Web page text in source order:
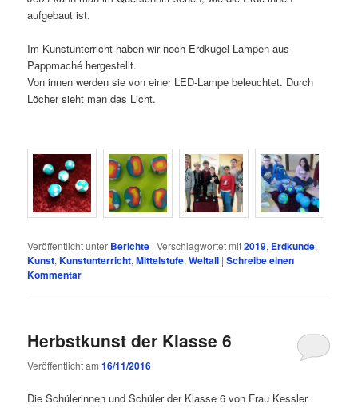
aufgebaut ist.
Im Kunstunterricht haben wir noch Erdkugel-Lampen aus
Pappmaché hergestellt.
Von innen werden sie von einer LED-Lampe beleuchtet. Durch
Löcher sieht man das Licht.
Veröffentlicht unter Berichte |Verschlagwortet mit2019, Erdkunde,
Kunst,Kunstunterricht,Mittelstufe,Weltall |Schreibe einen
Kommentar
Herbstkunst der Klasse 6
Veröffentlicht am16/11/2016
Die Schülerinnen und Schüler der Klasse 6 von Frau Kessler